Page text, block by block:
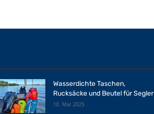
Wasserdichte Taschen,
Rucksäcke und Beutel für Segler
10. Mai 2025